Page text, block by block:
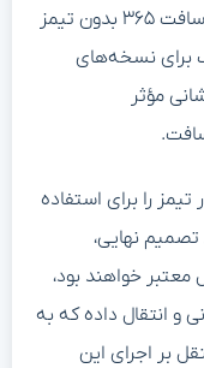
جمله ارائه‌ی نسخه‌های آفیس و مایکروسافت ۳۶۵ بدون تیمز
برای نسخه‌های
مؤثر
تیمز را برای استفاده
نهایی،
خواهند بود،
و انتقال داده که به
بر اجرای این